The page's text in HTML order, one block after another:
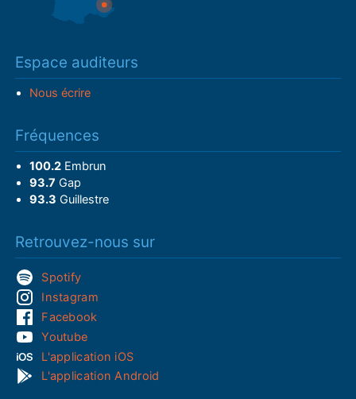
Espace auditeurs
Nous écrire
Fréquences
100.2Embrun
93.7 Gap
93.3 Guillestre
Retrouvez-nous sur
Spotify
Instagram
Facebook
Youtube
L'application iOS
L'application Android